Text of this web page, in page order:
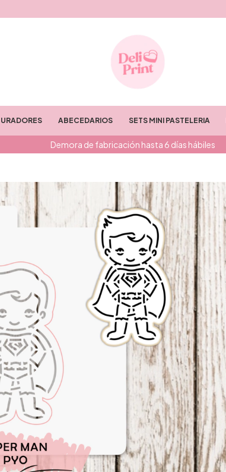
Demora de fabricación hasta 6 días hábiles
ABECEDARIOS SETS MINI PASTELERIA